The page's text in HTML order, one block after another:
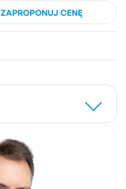
ZAPROPONUJ CENĘ